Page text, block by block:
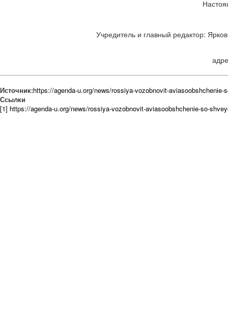
Учредитель и главный редактор:
Источник:https://agenda-u.org/news/rossiya-vozobnovit-aviasoobshchenie-
Ссылки
[1] https://agenda-u.org/news/rossiya-vozobnovit-aviasoobshchenie-so-